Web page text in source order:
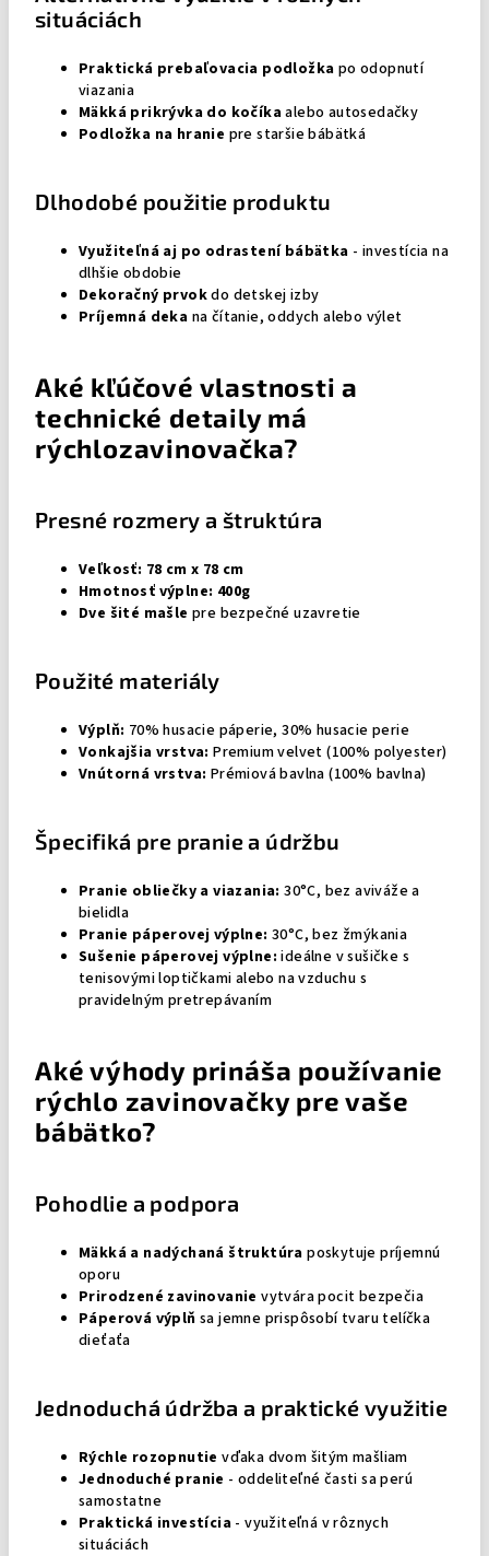
situáciách
Praktická prebaľovacia podložka po odopnutí
viazania
Mäkká prikrývka do kočíkaalebo autosedačky
Podložka na hranie pre staršie bábätká
Dlhodobé použitie produktu
Využiteľná aj po odrastení bábätka - investícia na
dlhšie obdobie
Dekoračný prvokdo detskej izby
Príjemná deka na čítanie, oddych alebo výlet
Aké kľúčové vlastnosti a
technické detaily má
rýchlozavinovačka?
Presné rozmery a štruktúra
Veľkosť: 78 cm x 78 cm
Hmotnosť výplne: 400g
Dve šité mašle pre bezpečné uzavretie
Použité materiály
Výplň: 70% husacie páperie, 30% husacie perie
Vonkajšia vrstva: Premium velvet (100% polyester)
Vnútorná vrstva: Prémiová bavlna (100% bavlna)
Špecifiká pre pranie a údržbu
Pranie obliečky a viazania: 30°C, bez aviváže a
bielidla
Pranie páperovej výplne: 30°C, bez žmýkania
Sušenie páperovej výplne: ideálne v sušičke s
tenisovými loptičkami alebo na vzduchu s
pravidelným pretrepávaním
Aké výhody prináša používanie
rýchlo zavinovačky pre vaše
bábätko?
Pohodlie a podpora
Mäkká a nadýchaná štruktúra poskytuje príjemnú
oporu
Prirodzené zavinovanie vytvára pocit bezpečia
Páperová výplň sa jemne prispôsobí tvaru telíčka
dieťaťa
Jednoduchá údržba a praktické využitie
Rýchle rozopnutie vďaka dvom šitým mašliam
Jednoduché pranie - oddeliteľné časti sa perú
samostatne
Praktická investícia - využiteľná v rôznych
situáciách